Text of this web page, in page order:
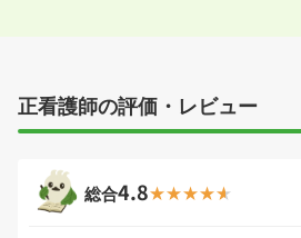
正看護師の評価・レビュー
総合4.8